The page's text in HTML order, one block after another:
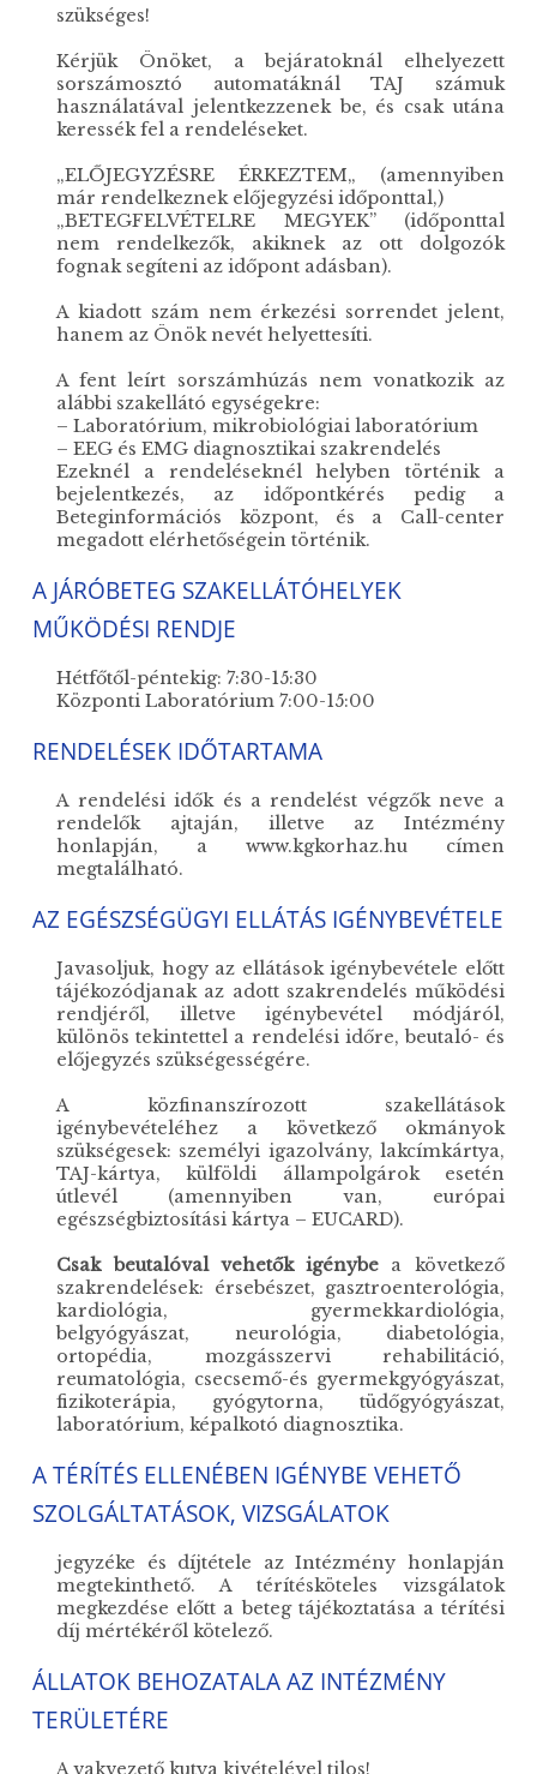
szükséges!
Kérjük Önöket, a bejáratoknál elhelyezett
sorszámosztó automatáknál TAJ számuk
használatával jelentkezzenek be, és csak utána
keressék fel a rendeléseket.
„ELŐJEGYZÉSRE ÉRKEZTEM„ (amennyiben
már rendelkeznek előjegyzési időponttal,)
„BETEGFELVÉTELRE MEGYEK” (időponttal
nem rendelkezők, akiknek az ott dolgozók
fognak segíteni az időpont adásban).
A kiadott szám nem érkezési sorrendet jelent,
hanem az Önök nevét helyettesíti.
A fent leírt sorszámhúzás nem vonatkozik az
alábbi szakellátó egységekre:
– Laboratórium, mikrobiológiai laboratórium
– EEG és EMG diagnosztikai szakrendelés
Ezeknél a rendeléseknél helyben történik a
bejelentkezés, az időpontkérés pedig a
Beteginformációs központ, és a Call-center
megadott elérhetőségein történik.
A JÁRÓBETEG SZAKELLÁTÓHELYEK
MŰKÖDÉSI RENDJE
Hétfőtől-péntekig: 7:30-15:30
Központi Laboratórium 7:00-15:00
RENDELÉSEK IDŐTARTAMA
A rendelési idők és a rendelést végzők neve a
rendelők ajtaján, illetve az Intézmény
honlapján, a www.kgkorhaz.hu címen
megtalálható.
AZ EGÉSZSÉGÜGYI ELLÁTÁS IGÉNYBEVÉTELE
Javasoljuk, hogy az ellátások igénybevétele előtt
tájékozódjanak az adott szakrendelés működési
rendjéről, illetve igénybevétel módjáról,
különös tekintettel a rendelési időre, beutaló- és
előjegyzés szükségességére.
A közfinanszírozott szakellátások
igénybevételéhez a következő okmányok
szükségesek: személyi igazolvány, lakcímkártya,
TAJ-kártya, külföldi állampolgárok esetén
útlevél (amennyiben van, európai
egészségbiztosítási kártya – EUCARD).
Csak beutalóval vehetők igénybe a következő
szakrendelések: érsebészet, gasztroenterológia,
kardiológia, gyermekkardiológia,
belgyógyászat, neurológia, diabetológia,
ortopédia, mozgásszervi rehabilitáció,
reumatológia, csecsemő-és gyermekgyógyászat,
fizikoterápia, gyógytorna, tüdőgyógyászat,
laboratórium, képalkotó diagnosztika.
A TÉRÍTÉS ELLENÉBEN IGÉNYBE VEHETŐ
SZOLGÁLTATÁSOK, VIZSGÁLATOK
jegyzéke és díjtétele az Intézmény honlapján
megtekinthető. A térítésköteles vizsgálatok
megkezdése előtt a beteg tájékoztatása a térítési
díj mértékéről kötelező.
ÁLLATOK BEHOZATALA AZ INTÉZMÉNY
TERÜLETÉRE
A vakvezető kutya kivételével tilos!